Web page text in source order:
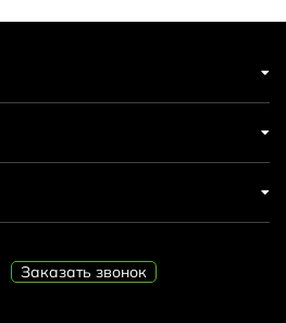
Заказать звонок